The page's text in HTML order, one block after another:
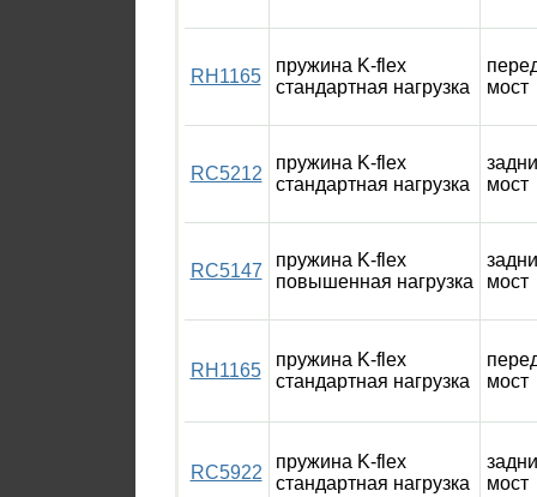
RH1165
пружина K-flex
стандартная нагрузка
мост
RC5212
пружина K-flex
стандартная нагрузка
мост
RC5147
пружина K-flex
повышенная нагрузка
мост
RH1165
пружина K-flex
стандартная нагрузка
мост
RC5922
пружина K-flex
стандартная нагрузка
мост